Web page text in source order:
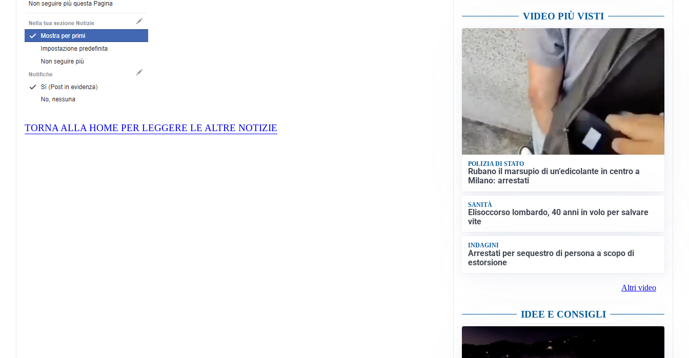
TORNA ALLA HOME PER LEGGERE LE ALTRE NOTIZIE
VIDEO PIÙ VISTI
POLIZIA DI STATO
Rubano il marsupio di un’edicolante in centro a
Milano: arrestati
SANITÀ
Elisoccorso lombardo, 40 anni in volo per salvare
vite
INDAGINI
Arrestati per sequestro di persona a scopo di
estorsione
Altri video
IDEE E CONSIGLI